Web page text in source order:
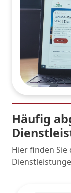
Häufig
Hier finden